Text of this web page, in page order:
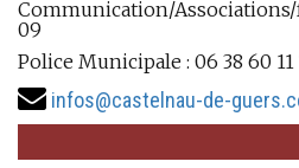
Communication/
09
Police Municipale : 06 38 60 11
infos@castelnau-de-